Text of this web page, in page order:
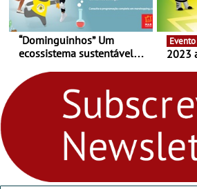
“Dominguinhos” Um
ecossistema sustentável
fores - Atelier de Educação
Ambiental nos
“Dominguinhos” de 23 de
Evento
2023